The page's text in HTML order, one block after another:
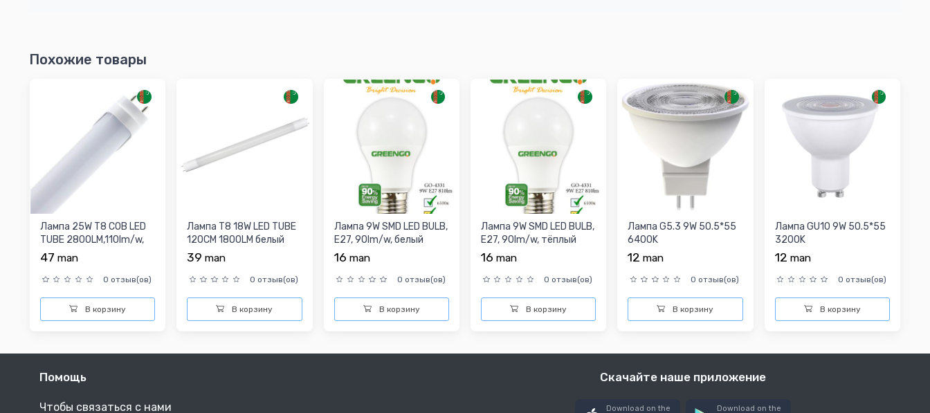
Похожие товары
Лампа 25W T8 COB LED
TUBE 2800LM,110lm/w,
белый
47 man
0 отзыв(ов)
В корзину
Лампа T8 18W LED TUBE
120CM 1800LM белый
39man
0 отзыв(ов)
В корзину
Лампа 9W SMD LED BULB,
E27, 90lm/w, белый
16 man
0 отзыв(ов)
В корзину
Лампа 9W SMD LED BULB,
E27, 90lm/w, тёплый
16 man
0 отзыв(ов)
В корзину
Лампа G5.3 9W 50.5*55
6400K
12man
0 отзыв(ов)
В корзину
Лампа GU10 9W 50.5*55
3200K
12 man
0 отзыв(ов)
В корзину
Помощь
Чтобы связаться с нами
Скачайте наше приложение
Download on the Download on the